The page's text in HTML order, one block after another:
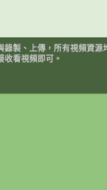
錄製、上傳，所有視頻資
收看視頻即可。